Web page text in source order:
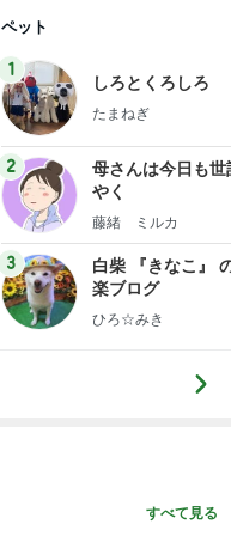
ペット
1
しろとくろしろ
たまねぎ
2
母さんは今日も世
やく
藤緒 ミルカ
3
白柴 『きなこ』
楽ブログ
ひろ☆みき
すべて見る